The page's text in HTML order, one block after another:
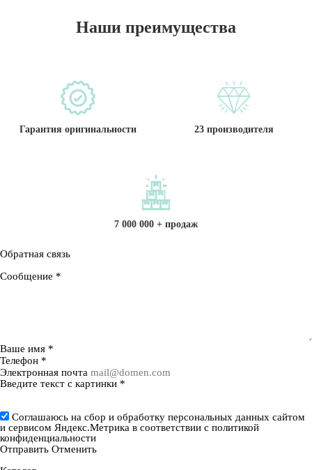
Наши преимущества
Гарантия оригинальности 23 производителя
7 000 000 + продаж
Обратная связь
Сообщение *
Ваше имя *
Телефон *
Электронная почта
Введите текст с картинки *
Соглашаюсь на сбор и обработку персональных данных сайтом
и сервисом Яндекс.Метрика в соответствии с политикой
конфиденциальности
Отправить Отменить